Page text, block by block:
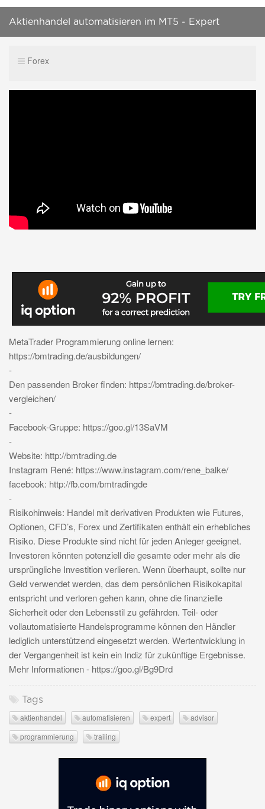
Aktienhandel automatisieren im MT5 - Expert
Forex
MetaTrader Programmierung online lernen:
https://bmtrading.de/ausbildungen/
-
Den passenden Broker finden: https://bmtrading.de/broker-
vergleichen/
-
Facebook-Gruppe: https://goo.gl/13SaVM
-
Website: http://bmtrading.de
Instagram René: https://www.instagram.com/rene_balke/
facebook: http://fb.com/bmtradingde
-
Risikohinweis: Handel mit derivativen Produkten wie Futures,
Optionen, CFD’s, Forex und Zertifikaten enthält ein erhebliches
Risiko. Diese Produkte sind nicht für jeden Anleger geeignet.
Investoren könnten potenziell die gesamte oder mehr als die
ursprüngliche Investition verlieren. Wenn überhaupt, sollte nur
Geld verwendet werden, das dem persönlichen Risikokapital
entspricht und verloren gehen kann, ohne die finanzielle
Sicherheit oder den Lebensstil zu gefährden. Teil- oder
vollautomatisierte Handelsprogramme können den Händler
lediglich unterstützend eingesetzt werden. Wertentwicklung in
der Vergangenheit ist kein ein Indiz für zukünftige Ergebnisse.
Mehr Informationen - https://goo.gl/Bg9Drd
Tags
aktienhandel automatisieren expert
advisor
programmierung
trailing